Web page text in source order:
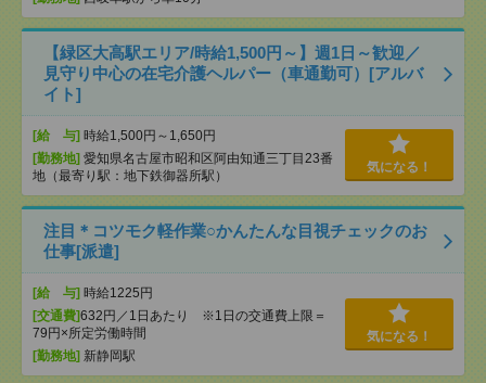
【緑区大高駅エリア/時給1,500円～】週1日～歓迎／
見守り中心の在宅介護ヘルパー（車通勤可）[アルバ
イト]
[給 与] 時給1,500円～1,650円
[勤務地] 愛知県名古屋市昭和区阿由知通三丁目23番
地（最寄り駅：地下鉄御器所駅）
気になる！
注目＊コツモク軽作業○かんたんな目視チェックのお
仕事[派遣]
[給 与] 時給1225円
[交通費]632円／1日あたり ※1日の交通費上限＝
79円×所定労働時間
[勤務地] 新静岡駅
気になる！